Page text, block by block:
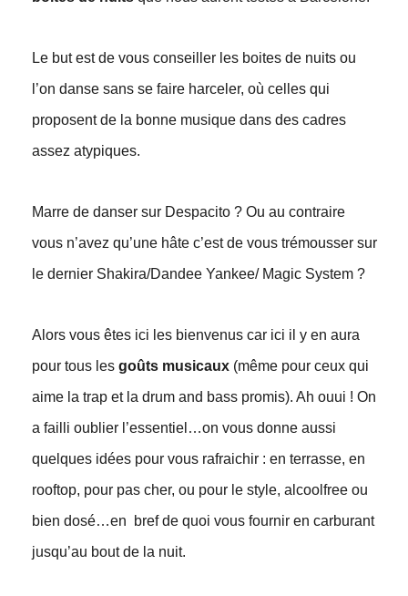
Le but est de vous conseiller les boites de nuits ou
l’on danse sans se faire harceler, où celles qui
proposent de la bonne musique dans des cadres
assez atypiques.
Marre de danser sur Despacito ? Ou au contraire
vous n’avez qu’une hâte c’est de vous trémousser sur
le dernier Shakira/Dandee Yankee/ Magic System ?
Alors vous êtes ici les bienvenus car ici il y en aura
pour tous les goûts musicaux(même pour ceux qui
aime la trap et la drum and bass promis). Ah ouui ! On
a failli oublier l’essentiel…on vous donne aussi
quelques idées pour vous rafraichir : en terrasse, en
rooftop, pour pas cher, ou pour le style, alcoolfree ou
bien dosé…en bref de quoi vous fournir en carburant
jusqu’au bout de la nuit.